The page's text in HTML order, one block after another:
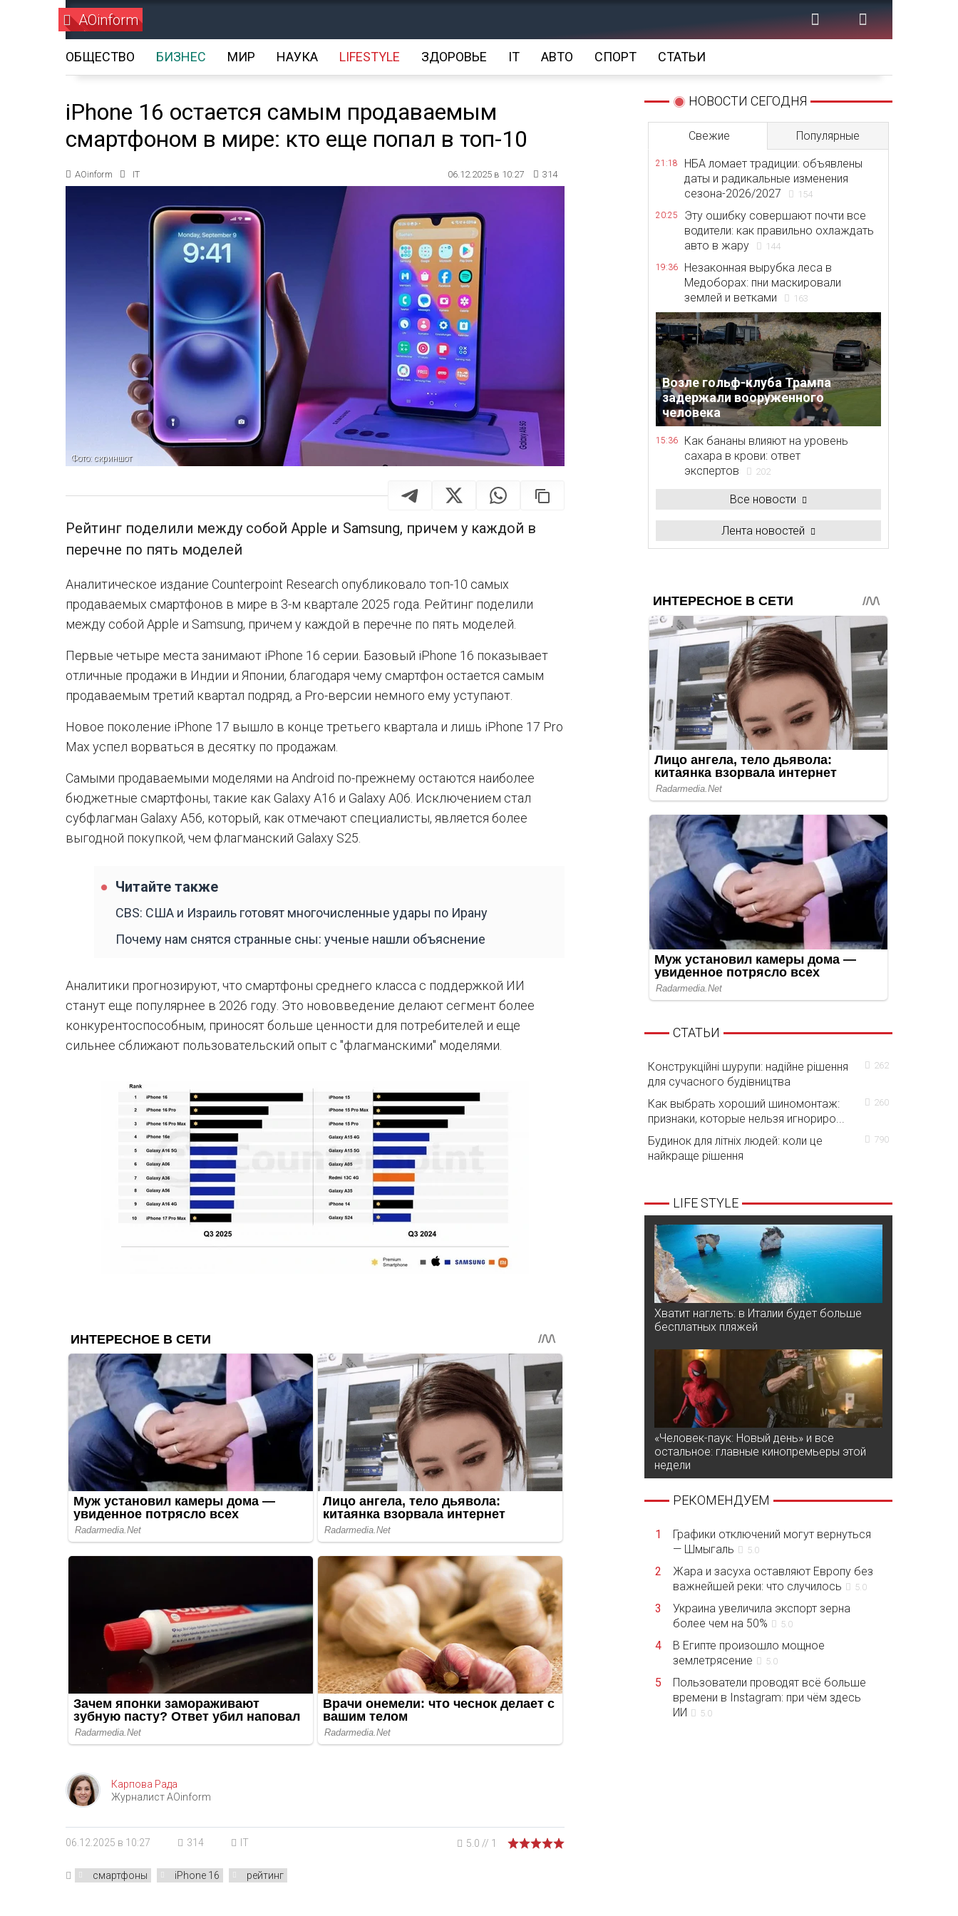
AOinform
ОБЩЕСТВО БИЗНЕС МИР НАУКА LIFESTYLE ЗДОРОВЬЕ IT АВТО СПОРТ СТАТЬИ
iPhone 16 остается самым продаваемым
смартфоном в мире: кто еще попал в топ-10
AOinform IT 06.12.2025 в 10:27 314
Фото: скриншот
Рейтинг поделили между собой Apple и Samsung, причем у каждой в
перечне по пять моделей
Аналитическое издание Counterpoint Research опубликовало топ-10 самых
продаваемых смартфонов в мире в 3-м квартале 2025 года. Рейтинг поделили
между собой Apple и Samsung, причем у каждой в перечне по пять моделей.
Первые четыре места занимают iPhone 16 серии. Базовый iPhone 16 показывает
отличные продажи в Индии и Японии, благодаря чему смартфон остается самым
продаваемым третий квартал подряд, а Pro-версии немного ему уступают.
Новое поколение iPhone 17 вышло в конце третьего квартала и лишь iPhone 17 Pro
Max успел ворваться в десятку по продажам.
Самыми продаваемыми моделями на Android по-прежнему остаются наиболее
бюджетные смартфоны, такие как Galaxy A16 и Galaxy A06. Исключением стал
субфлагман Galaxy A56, который, как отмечают специалисты, является более
выгодной покупкой, чем флагманский Galaxy S25.
Читайте также
CBS: США и Израиль готовят многочисленные удары по Ирану
Почему нам снятся странные сны: ученые нашли объяснение
Аналитики прогнозируют, что смартфоны среднего класса с поддержкой ИИ
станут еще популярнее в 2026 году. Это нововведение делают сегмент более
конкурентоспособным, приносят больше ценности для потребителей и еще
сильнее сближают пользовательский опыт с "флагманскими" моделями.
Карпова Рада
Журналист AOinform
06.12.2025 в 10:27 314 IT 5.0 // 1
смартфоны iPhone 16 рейтинг
НОВОСТИ СЕГОДНЯ
Свежие Популярные
21:18
НБА ломает традиции: объявлены
даты и радикальные изменения
сезона-2026/2027
154
20:25
Эту ошибку совершают почти все
водители: как правильно охлаждать
авто в жару
144
19:36
Незаконная вырубка леса в
Медоборах: пни маскировали
землей и ветками
163
Возле гольф-клуба Трампа
задержали вооруженного
человека
15:36
Как бананы влияют на уровень
сахара в крови: ответ
экспертов
202
Все новости
Лента новостей
СТАТЬИ
Конструкційні шурупи: надійне рішення
для сучасного будівництва
262
Как выбрать хороший шиномонтаж:
признаки, которые нельзя игнориро...
260
Будинок для літніх людей: коли це
найкраще рішення
790
LIFE STYLE
Хватит наглеть: в Италии будет больше
бесплатных пляжей
«Человек-паук: Новый день» и все
остальное: главные кинопремьеры этой
недели
РЕКОМЕНДУЕМ
1
Графики отключений могут вернуться
— Шмыгаль
5.0
2
Жара и засуха оставляют Европу без
важнейшей реки: что случилось
5.0
3
Украина увеличила экспорт зерна
более чем на 50%
5.0
4
В Египте произошло мощное
землетрясение
5.0
5
Пользователи проводят всё больше
времени в Instagram: при чём здесь
ИИ
5.0